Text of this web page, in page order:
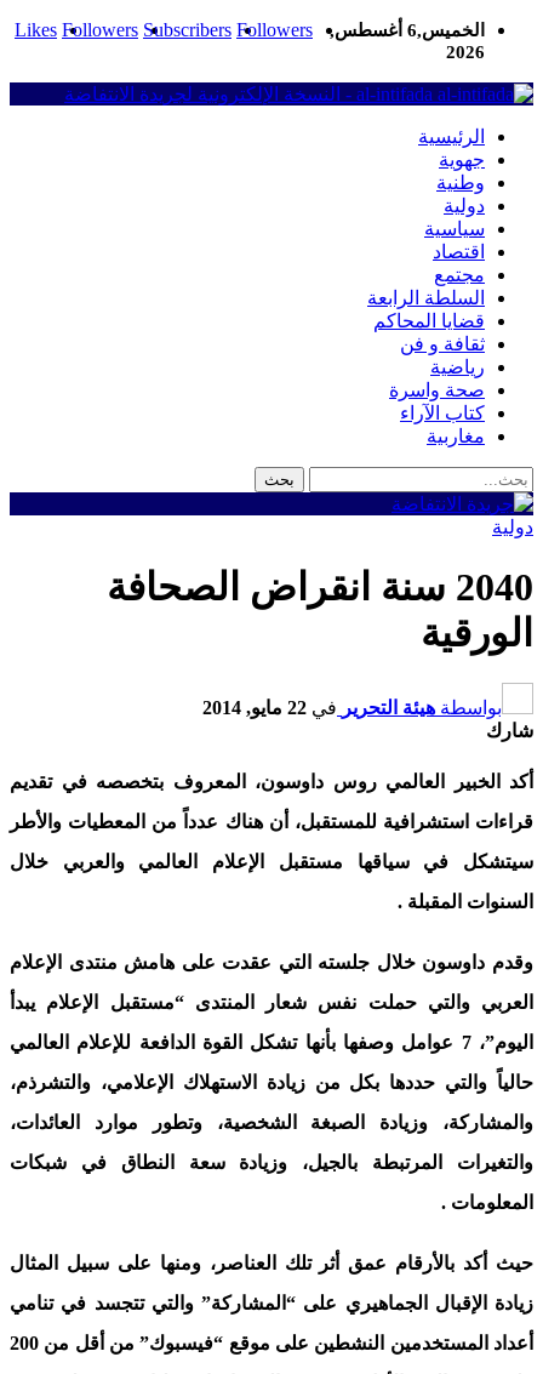
Likes Followers Subscribers Followers
الخميس,6 أغسطس,
2026
al-intifada - النسخة الإلكترونية لجريدة الانتفاضة
الرئيسية
جهوية
وطنية
دولية
سياسية
اقتصاد
مجتمع
السلطة الرابعة
قضايا المحاكم
ثقافة و فن
رياضية
صحة واسرة
كتاب الآراء
مغاربية
دولية
2040 سنة انقراض الصحافة
الورقية
بواسطة هيئة التحرير في 22 مايو, 2014
شارك
أكد الخبير العالمي روس داوسون، المعروف بتخصصه في تقديم
قراءات استشرافية للمستقبل، أن هناك عدداً من المعطيات والأطر
سيتشكل في سياقها مستقبل الإعلام العالمي والعربي خلال
السنوات المقبلة .
وقدم داوسون خلال جلسته التي عقدت على هامش منتدى الإعلام
العربي والتي حملت نفس شعار المنتدى “مستقبل الإعلام يبدأ
اليوم”، 7 عوامل وصفها بأنها تشكل القوة الدافعة للإعلام العالمي
حالياً والتي حددها بكل من زيادة الاستهلاك الإعلامي، والتشرذم،
والمشاركة، وزيادة الصبغة الشخصية، وتطور موارد العائدات،
والتغيرات المرتبطة بالجيل، وزيادة سعة النطاق في شبكات
المعلومات .
حيث أكد بالأرقام عمق أثر تلك العناصر، ومنها على سبيل المثال
زيادة الإقبال الجماهيري على “المشاركة” والتي تتجسد في تنامي
أعداد المستخدمين النشطين على موقع “فيسبوك” من أقل من 200